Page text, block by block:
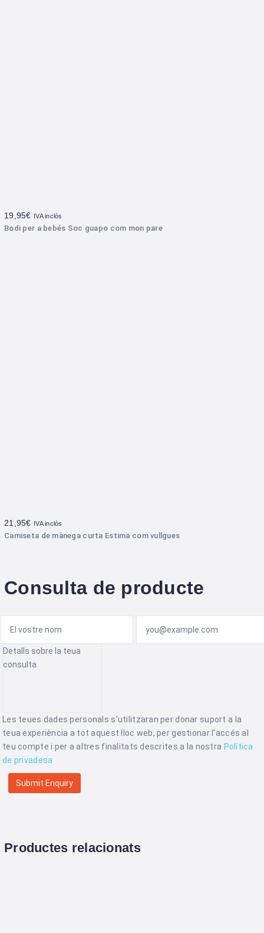
Bodi per a bebés Soc guapo com mon pare
19,95€ IVA inclòs
Camiseta de mànega curta Estima com vullgues
21,95€ IVA inclòs
Consulta de producte
Les teues dades personals s’utilitzaran per donar suport a la
teua experiència a tot aquest lloc web, per gestionar l’accés al
teu compte i per a altres finalitats descrites a la nostra Política
de privadesa
Productes relacionats